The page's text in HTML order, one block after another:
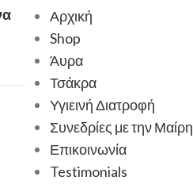
Αρχική
Shop
Άυρα
Τσάκρα
Υγιεινή Διατροφή
Συνεδρίες με την Μαίρη
Επικοινωνία
Testimonials